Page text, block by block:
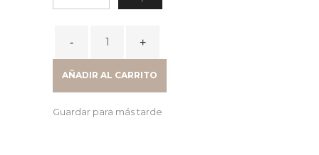
WHITE
HOJAS
AÑADIR AL CARRITO
Guardar para más tarde